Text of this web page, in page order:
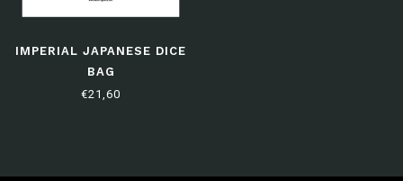
IMPERIAL JAPANESE DICE
BAG
€21,60